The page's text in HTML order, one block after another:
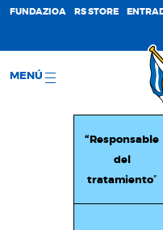
FUNDAZIOA RS STORE
MENÚ
“Responsable
del
tratamiento”